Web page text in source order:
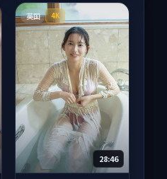
英国 4K
28:46